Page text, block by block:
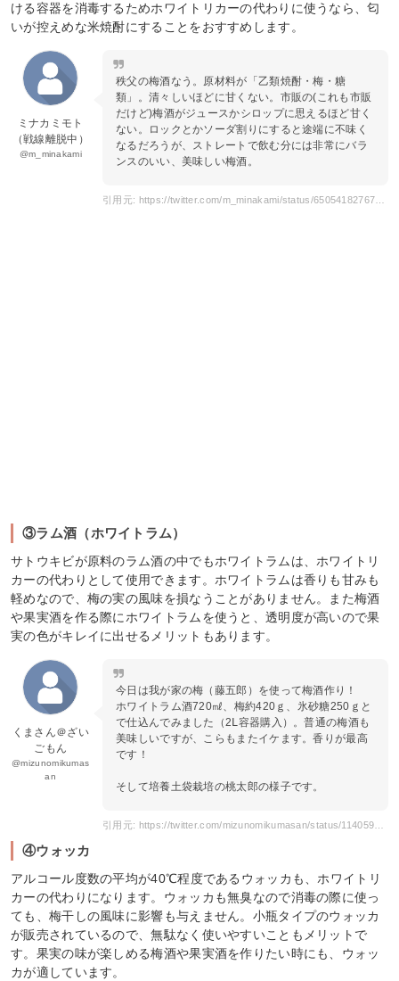
ける容器を消毒するためホワイトリカーの代わりに使うなら、匂
いが控えめな米焼酎にすることをおすすめします。
ミナカミモト
（戦線離脱中）
@m_minakami
秩父の梅酒なう。原材料が「乙類焼酎・梅・糖
類」。清々しいほどに甘くない。市販の(これも市販
だけど)梅酒がジュースかシロップに思えるほど甘く
ない。ロックとかソーダ割りにすると途端に不味く
なるだろうが、ストレートで飲む分には非常にバラ
ンスのいい、美味しい梅酒。
③ラム酒（ホワイトラム）
サトウキビが原料のラム酒の中でもホワイトラムは、ホワイトリ
カーの代わりとして使用できます。ホワイトラムは香りも甘みも
軽めなので、梅の実の風味を損なうことがありません。また梅酒
や果実酒を作る際にホワイトラムを使うと、透明度が高いので果
実の色がキレイに出せるメリットもあります。
くまさん＠ざい
ごもん
@mizunomikumas
an
今日は我が家の梅（藤五郎）を使って梅酒作り！
ホワイトラム酒720㎖、梅約420ｇ、氷砂糖250ｇと
で仕込んでみました（2Ⅼ容器購入）。普通の梅酒も
美味しいですが、こらもまたイケます。香りが最高
です！
そして培養土袋栽培の桃太郎の様子です。
④ウォッカ
アルコール度数の平均が40℃程度であるウォッカも、ホワイトリ
カーの代わりになります。ウォッカも無臭なので消毒の際に使っ
ても、梅干しの風味に影響も与えません。小瓶タイプのウォッカ
が販売されているので、無駄なく使いやすいこともメリットで
す。果実の味が楽しめる梅酒や果実酒を作りたい時にも、ウォッ
カが適しています。